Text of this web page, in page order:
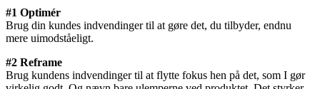
#1 Optimér
Brug din kundes indvendinger til at gøre det, du tilbyder, endnu
mere uimodståeligt.
#2 Reframe
Brug kundens indvendinger til at flytte fokus hen på det, som I gør